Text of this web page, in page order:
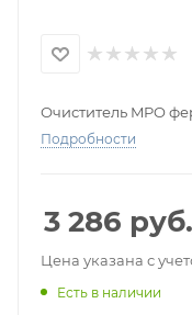
Очиститель MPO
Подробности
3 286 руб.
Цена указана с
Есть в наличии